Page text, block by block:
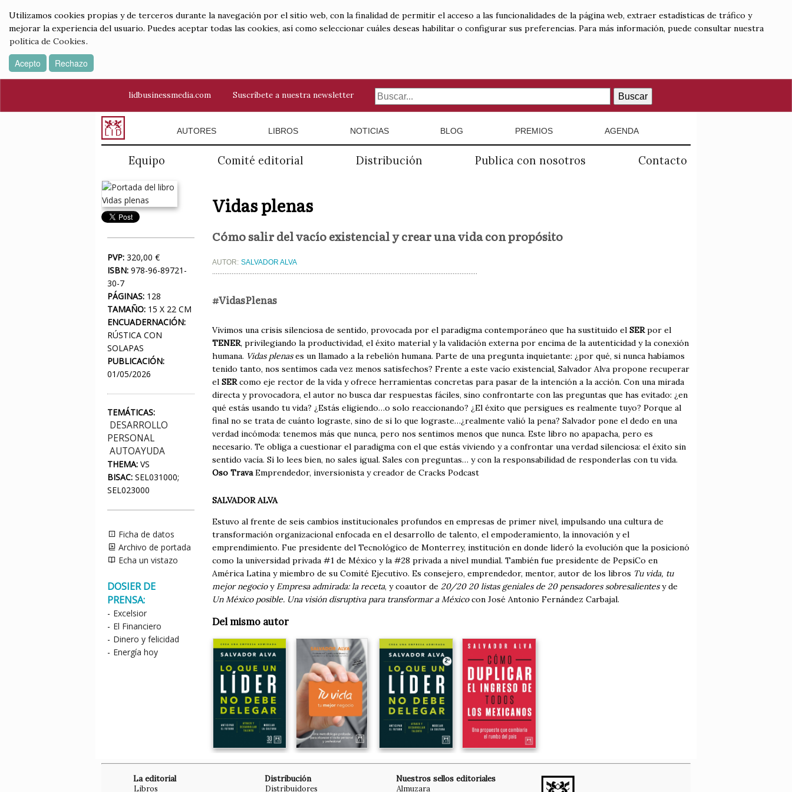
Utilizamos cookies propias y de terceros durante la navegación por el sitio web, con la finalidad de permitir el acceso a las funcionalidades de la página web, extraer estadísticas de tráfico y
mejorar la experiencia del usuario. Puedes aceptar todas las cookies, así como seleccionar cuáles deseas habilitar o configurar sus preferencias. Para más información, puede consultar nuestra
política de Cookies.
Acepto Rechazo
lidbusinessmedia.com Suscríbete a nuestra newsletter Buscar
AUTORES LIBROS NOTICIAS BLOG PREMIOS AGENDA
Equipo Comité editorial Distribución Publica con nosotros Contacto
PVP: 320,00 €
ISBN: 978-96-89721-
30-7
PÁGINAS: 128
TAMAÑO: 15 X 22 CM
ENCUADERNACIÓN:
RÚSTICA CON
SOLAPAS
PUBLICACIÓN:
01/05/2026
TEMÁTICAS:
DESARROLLO
PERSONAL
AUTOAYUDA
THEMA: VS
BISAC: SEL031000;
SEL023000
Ficha de datos
Archivo de portada
Echa un vistazo
DOSIER DE
PRENSA:
- Excelsior
- El Financiero
- Dinero y felicidad
- Energía hoy
Vidas plenas
Cómo salir del vacío existencial y crear una vida con propósito
AUTOR: SALVADOR ALVA
#VidasPlenas
Vivimos una crisis silenciosa de sentido, provocada por el paradigma contemporáneo que ha sustituido el SERpor el
TENER, privilegiando la productividad, el éxito material y la validación externa por encima de la autenticidad y la conexión
humana. Vidas plenases un llamado a la rebelión humana. Parte de una pregunta inquietante: ¿por qué, si nunca habíamos
tenido tanto, nos sentimos cada vez menos satisfechos? Frente a este vacío existencial, Salvador Alva propone recuperar
el SERcomo eje rector de la vida y ofrece herramientas concretas para pasar de la intención a la acción. Con una mirada
directa y provocadora, el autor no busca dar respuestas fáciles, sino confrontarte con las preguntas que has evitado: ¿en
qué estás usando tu vida? ¿Estás eligiendo…o solo reaccionando? ¿El éxito que persigues es realmente tuyo? Porque al
final no se trata de cuánto lograste, sino de si lo que lograste…¿realmente valió la pena? Salvador pone el dedo en una
verdad incómoda: tenemos más que nunca, pero nos sentimos menos que nunca. Este libro no apapacha, pero es
necesario. Te obliga a cuestionar el paradigma con el que estás viviendo y a confrontar una verdad silenciosa: el éxito sin
sentido vacía. Si lo lees bien, no sales igual. Sales con preguntas… y con la responsabilidad de responderlas con tu vida.
Oso TravaEmprendedor, inversionista y creador de Cracks Podcast
SALVADOR ALVA
Estuvo al frente de seis cambios institucionales profundos en empresas de primer nivel, impulsando una cultura de
transformación organizacional enfocada en el desarrollo de talento, el empoderamiento, la innovación y el
emprendimiento. Fue presidente del Tecnológico de Monterrey, institución en donde lideró la evolución que la posicionó
como la universidad privada #1 de México y la #28 privada a nivel mundial. También fue presidente de PepsiCo en
América Latina y miembro de su Comité Ejecutivo. Es consejero, emprendedor, mentor, autor de los libros Tu vida, tu
mejor negocioy Empresa admirada: la receta, y coautor de 20/20 20 listas geniales de 20 pensadores sobresalientesy de
Un México posible. Una visión disruptiva para transformar a Méxicocon José Antonio Fernández Carbajal.
Del mismo autor
La editorial
Libros
Distribución
Distribuidores
Nuestros sellos editoriales
Almuzara